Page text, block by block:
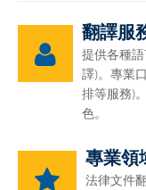
翻譯服
提供各種
譯)。專業
排等服務)
色。
專業領
法律文件